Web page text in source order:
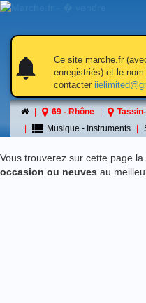
Ce site marche.fr
enregistriés) et le
contacter
69 - Rhône
Musique - Instruments
á
Vous trouverez sur cette page la
occasion ou neuves au